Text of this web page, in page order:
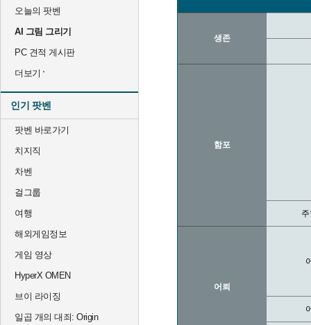
오늘의 팟벤
AI 그림 그리기
PC 견적 게시판
더보기
인기 팟벤
팟벤 바로가기
치지직
차벤
걸그룹
여행
해외게임정보
게임 영상
HyperX OMEN
브이 라이징
일곱 개의 대죄: Origin
생존
함포
어뢰